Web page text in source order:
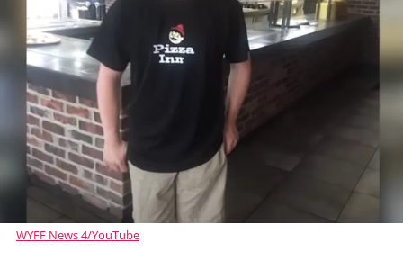
WYFF News 4/YouTube